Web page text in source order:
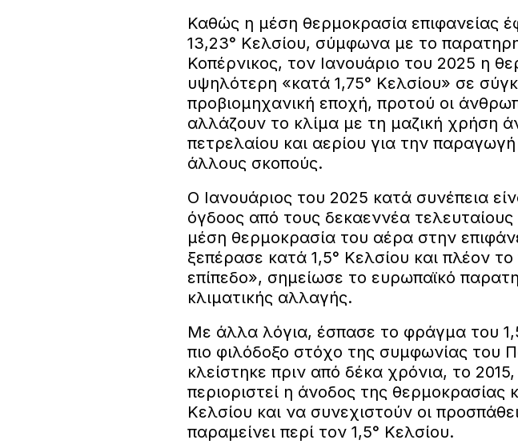
Καθώς η μέση θερμοκρασία επιφανείας
13,23° Κελσίου, σύμφωνα με το
Κοπέρνικος, τον Ιανουάριο του 2025 η
υψηλότερη «κατά 1,75° Κελσίου» σε
προβιομηχανική εποχή, προτού οι
αλλάζουν το κλίμα με τη μαζική χρήση
πετρελαίου και αερίου για την παραγωγή
άλλους σκοπούς.
Ο Ιανουάριος του 2025 κατά συνέπεια
όγδοος από τους δεκαεννέα
μέση θερμοκρασία του αέρα στην
ξεπέρασε κατά 1,5° Κελσίου και πλέον
επίπεδο», σημείωσε το ευρωπαϊκό
κλιματικής αλλαγής.
Με άλλα λόγια, έσπασε το φράγμα του
πιο φιλόδοξο στόχο της συμφωνίας του
κλείστηκε πριν από δέκα χρόνια, το
περιοριστεί η άνοδος της θερμοκρασίας
Κελσίου και να συνεχιστούν οι
παραμείνει περί τον 1,5° Κελσίου.